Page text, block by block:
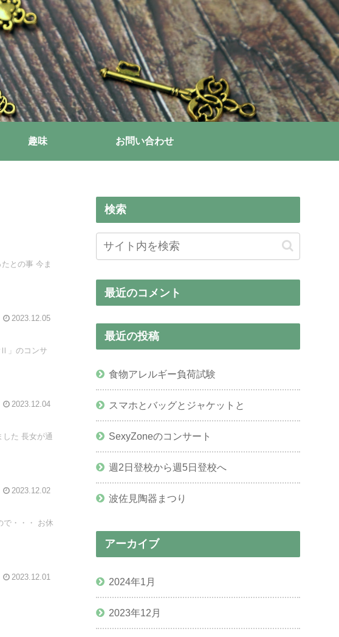
趣味 お問い合わせ
との事 今ま
2023.12.05
」のコンサ
2023.12.04
た 長女が通
2023.12.02
で・・・ お休
2023.12.01
検索
最近のコメント
最近の投稿
食物アレルギー負荷試験
スマホとバッグとジャケットと
SexyZoneのコンサート
週2日登校から週5日登校へ
波佐見陶器まつり
アーカイブ
2024年1月
2023年12月